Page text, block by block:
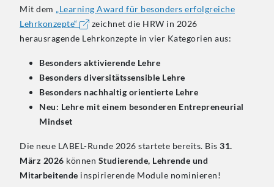
Mit dem „Learning Award für besonders erfolgreiche
Lehrkonzepte“
zeichnet die HRW in 2026
herausragende Lehrkonzepte in vier Kategorien aus:
Besonders aktivierende Lehre
Besonders diversitätssensible Lehre
Besonders nachhaltig orientierte Lehre
Neu: Lehre mit einem besonderen Entrepreneurial
Mindset
Die neue LABEL-Runde 2026 startete bereits. Bis 31.
März 2026 können Studierende, Lehrende und
Mitarbeitende inspirierende Module nominieren!